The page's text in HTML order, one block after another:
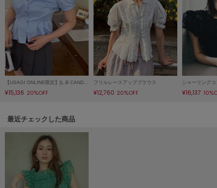
NOWNS
ナウンス
null.
ヌル
On
オン
オニツカ タイガー
¥15,136 20%OFF
フリルレースアップブラウス
¥12,760 20%OFF ¥16,137
関連記事
最近チェックした商品